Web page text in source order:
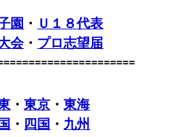
園 ・ Ｕ１８代表
会・ プロ志望届
・東京 ・東海
・ 四国 ・ 九州